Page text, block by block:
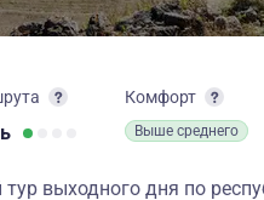
Комфорт
Выше среднего
тур выходного дня по